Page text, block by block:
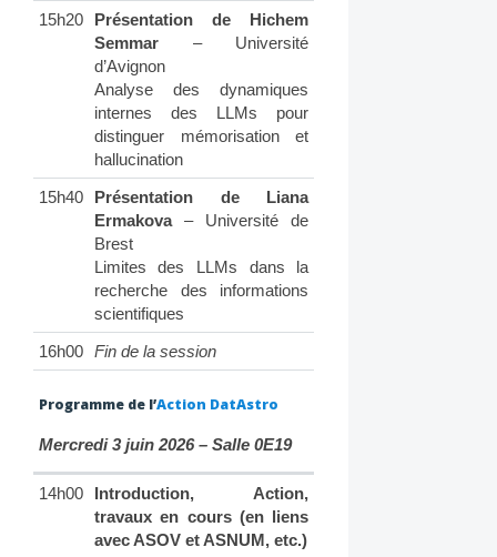
15h20
Présentation de Hichem
Semmar– Université
d’Avignon
Analyse des dynamiques
internes des LLMs pour
distinguer mémorisation et
hallucination
15h40
Présentation de Liana
Ermakova– Université de
Brest
Limites des LLMs dans la
recherche des informations
scientifiques
16h00 Fin de la session
Programme de l’Action DatAstro
Mercredi 3 juin 2026 – Salle 0E19
14h00
Introduction, Action,
travaux en cours (en liens
avec ASOV et ASNUM, etc.)